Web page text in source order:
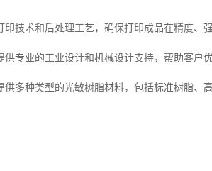
技术和后处理工艺，确保打印成品在精度、
专业的工业设计和机械设计支持，帮助客户
多种类型的光敏树脂材料，包括标准树脂、